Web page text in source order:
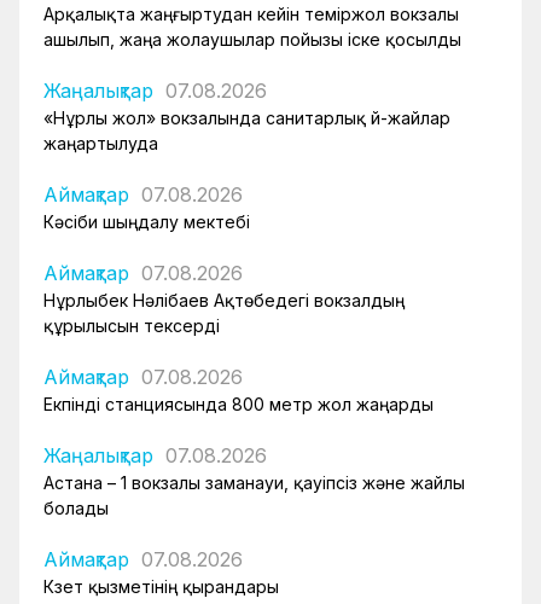
Арқалықта жаңғыртудан кейін теміржол вокзалы
ашылып, жаңа жолаушылар пойызы іске қосылды
Жаңалықтар 07.08.2026
«Нұрлы жол» вокзалында санитарлық үй-жайлар
жаңартылуда
Аймақтар 07.08.2026
Кәсіби шыңдалу мектебі
Аймақтар 07.08.2026
Нұрлыбек Нәлібаев Ақтөбедегі вокзалдың
құрылысын тексерді
Аймақтар 07.08.2026
Екпінді станциясында 800 метр жол жаңарды
Жаңалықтар 07.08.2026
Астана – 1 вокзалы заманауи, қауіпсіз және жайлы
болады
Аймақтар 07.08.2026
Күзет қызметінің қырандары